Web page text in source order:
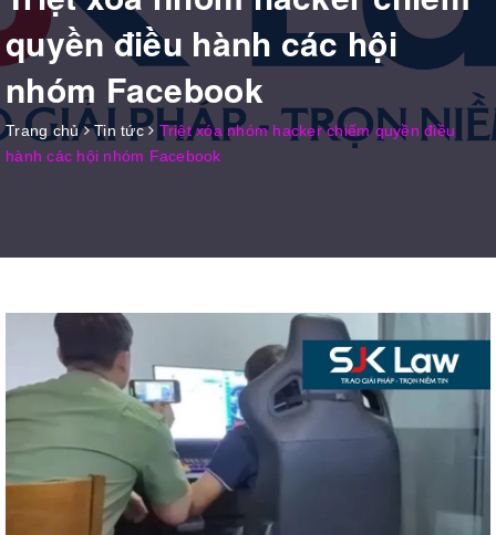
quyền điều hành các hội
nhóm Facebook
Trang chủ Tin tức
Triệt xóa nhóm hacker chiếm quyền điều
hành các hội nhóm Facebook